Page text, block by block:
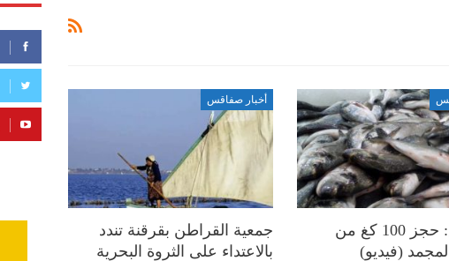
صفاقس: حجز 100 كغ من
(فيديو)
أخبار صفاقس
جمعية القراطن بقرقنة تندد
بالاعتداء على الثروة البحرية